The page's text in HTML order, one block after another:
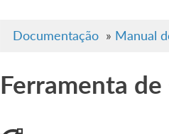
Documentação » Manual
Ferramenta